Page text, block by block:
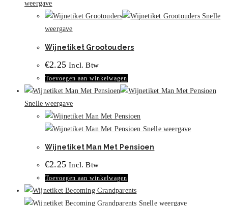
weergave
Snelle
weergave
Wijnetiket Grootouders
€2.25 Incl. Btw
Toevoegen aan winkelwagen
Snelle weergave
Snelle weergave
Wijnetiket Man Met Pensioen
€2.25 Incl. Btw
Toevoegen aan winkelwagen
Snelle weergave